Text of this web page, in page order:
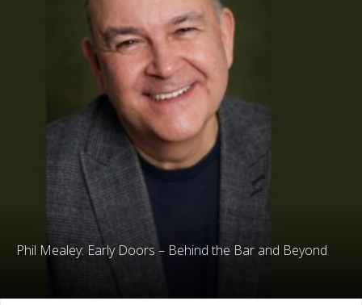
Phil Mealey: Early Doors – Behind the Bar and Beyond